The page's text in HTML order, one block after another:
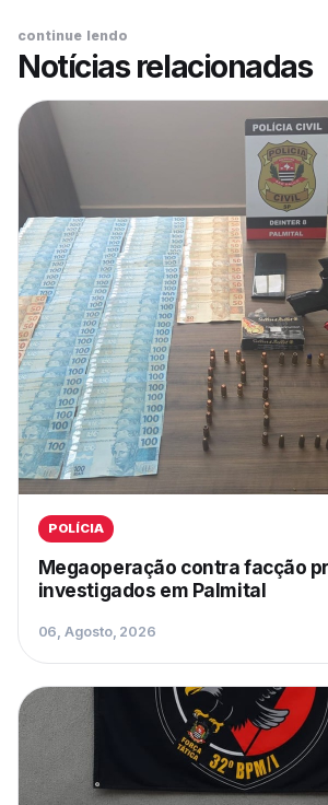
continue lendo
Notícias relacionadas
POLÍCIA
Megaoperação contra facção
investigados em Palmital
06, Agosto, 2026